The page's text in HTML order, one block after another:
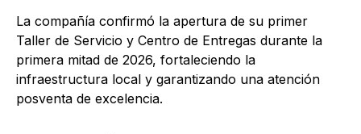
La compañía confirmó la apertura de su primer
Taller de Servicio y Centro de Entregas durante la
primera mitad de 2026, fortaleciendo la
infraestructura local y garantizando una atención
posventa de excelencia.